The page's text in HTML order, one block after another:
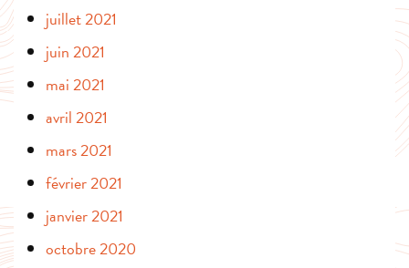
juillet 2021
juin 2021
mai 2021
avril 2021
mars 2021
février 2021
janvier 2021
octobre 2020